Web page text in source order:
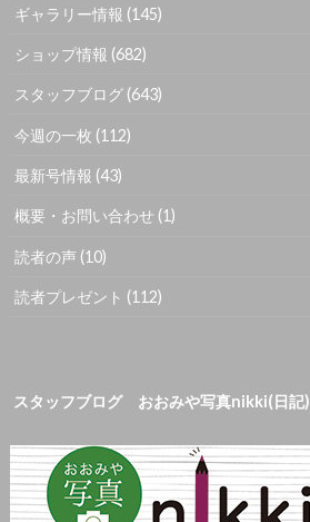
ギャラリー情報 (145)
ショップ情報 (682)
スタッフブログ (643)
今週の一枚 (112)
最新号情報 (43)
概要・お問い合わせ (1)
読者の声 (10)
読者プレゼント (112)
スタッフブログ おおみや写真nikki(日記)